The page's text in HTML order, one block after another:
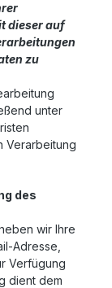
dieser auf
zu
unter
Verarbeitung
des
wir Ihre
Adresse,
Verfügung
dient dem